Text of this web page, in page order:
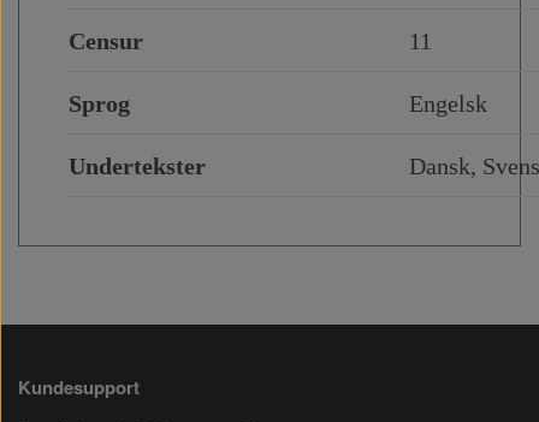
Censur 11
Sprog Engelsk
Undertekster Dansk,
Kundesupport